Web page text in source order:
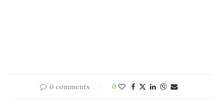
0 comments 0